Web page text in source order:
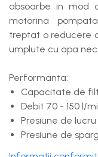
absoarbe in mod
motorina
treptat o reducere
umplute cu apa
Performanta:
Capacitate de
Debit 70 - 150 l/
Presiune de lucru
Presiune de